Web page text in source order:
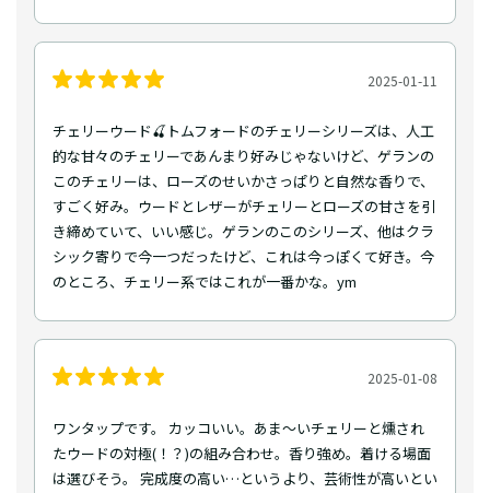
2025-01-11
チェリーウード🍒トムフォードのチェリーシリーズは、人工
的な甘々のチェリーであんまり好みじゃないけど、ゲランの
このチェリーは、ローズのせいかさっぱりと自然な香りで、
すごく好み。ウードとレザーがチェリーとローズの甘さを引
き締めていて、いい感じ。ゲランのこのシリーズ、他はクラ
シック寄りで今一つだったけど、これは今っぽくて好き。今
のところ、チェリー系ではこれが一番かな。ym
2025-01-08
ワンタップです。 カッコいい。あま～いチェリーと燻され
たウードの対極(！？)の組み合わせ。香り強め。着ける場面
は選びそう。 完成度の高い…というより、芸術性が高いとい